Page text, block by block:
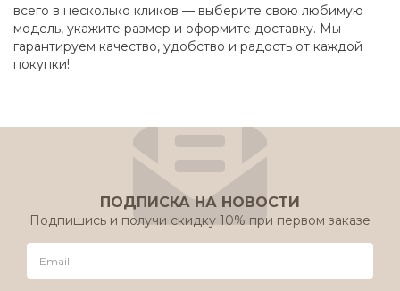
всего в несколько кликов — выберите свою любимую
модель, укажите размер и оформите доставку. Мы
гарантируем качество, удобство и радость от каждой
покупки!
ПОДПИСКА НА НОВОСТИ
Подпишись и получи скидку 10% при первом заказе